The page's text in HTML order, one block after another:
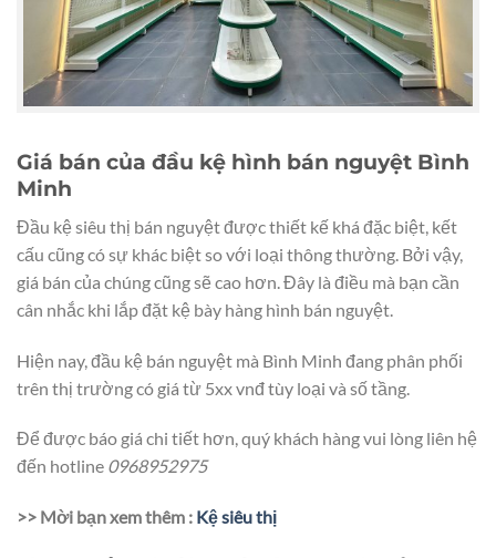
Giá bán của đầu kệ hình bán nguyệt Bình
Minh
Đầu kệ siêu thị bán nguyệt được thiết kế khá đặc biệt, kết
cấu cũng có sự khác biệt so với loại thông thường. Bởi vậy,
giá bán của chúng cũng sẽ cao hơn. Đây là điều mà bạn cần
cân nhắc khi lắp đặt kệ bày hàng hình bán nguyệt.
Hiện nay, đầu kệ bán nguyệt mà Bình Minh đang phân phối
trên thị trường có giá từ 5xx vnđ tùy loại và số tầng.
Để được báo giá chi tiết hơn, quý khách hàng vui lòng liên hệ
đến hotline 0968952975
>> Mời bạn xem thêm : Kệ siêu thị